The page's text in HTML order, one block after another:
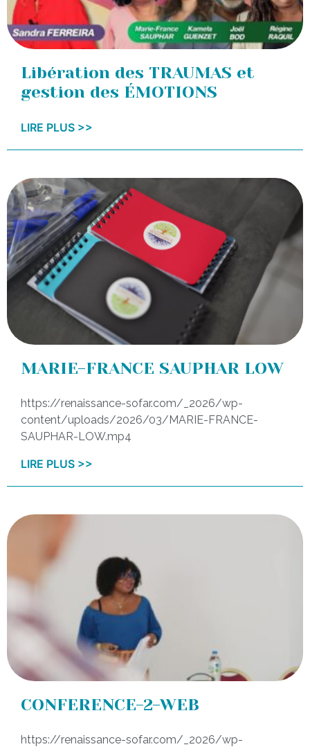
Libération des TRAUMAS et
gestion des ÉMOTIONS
LIRE PLUS >>
MARIE-FRANCE SAUPHAR LOW
https://renaissance-sofar.com/_2026/wp-
content/uploads/2026/03/MARIE-FRANCE-
SAUPHAR-LOW.mp4
LIRE PLUS >>
CONFERENCE-2-WEB
https://renaissance-sofar.com/_2026/wp-